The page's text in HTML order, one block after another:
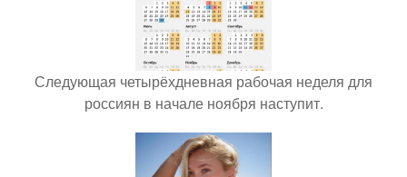
Следующая четырёхдневная рабочая неделя для
россиян в начале ноября наступит.